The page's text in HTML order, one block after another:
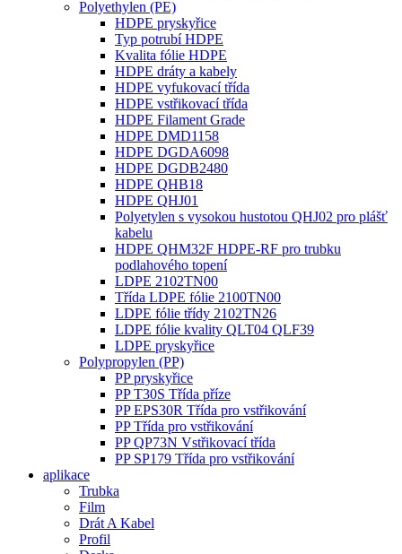
Polyethylen (PE)
HDPE pryskyřice
Typ potrubí HDPE
Kvalita fólie HDPE
HDPE dráty a kabely
HDPE vyfukovací třída
HDPE vstřikovací třída
HDPE Filament Grade
HDPE DMD1158
HDPE DGDA6098
HDPE DGDB2480
HDPE QHB18
HDPE QHJ01
Polyetylen s vysokou hustotou QHJ02 pro plášť
kabelu
HDPE QHM32F HDPE-RF pro trubku
podlahového topení
LDPE 2102TN00
Třída LDPE fólie 2100TN00
LDPE fólie třídy 2102TN26
LDPE fólie kvality QLT04 QLF39
LDPE pryskyřice
Polypropylen (PP)
PP pryskyřice
PP T30S Třída příze
PP EPS30R Třída pro vstřikování
PP Třída pro vstřikování
PP QP73N Vstřikovací třída
PP SP179 Třída pro vstřikování
aplikace
Trubka
Film
Drát A Kabel
Profil